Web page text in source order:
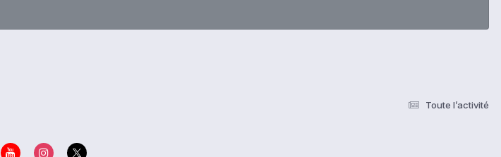
Toute l’activité